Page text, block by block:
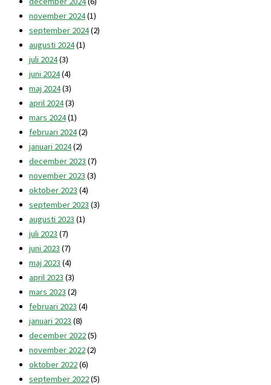
november 2024(1)
september 2024(2)
augusti 2024(1)
juli 2024(3)
juni 2024(4)
maj 2024(3)
april 2024(3)
mars 2024(1)
februari 2024(2)
januari 2024(2)
december 2023 (7)
november 2023 (3)
oktober 2023 (4)
september 2023 (3)
augusti 2023 (1)
juli 2023 (7)
juni 2023 (7)
maj 2023 (4)
april 2023 (3)
mars 2023 (2)
februari 2023 (4)
januari 2023 (8)
december 2022(5)
november 2022(2)
oktober 2022(6)
september 2022(5)